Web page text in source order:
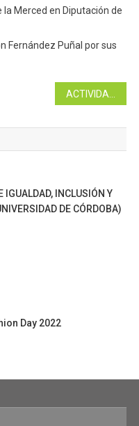
Merced en Diputación de
Fernández Puñal por sus
IGUALDAD, INCLUSIÓN Y
DE CÓRDOBA)
Day 2022